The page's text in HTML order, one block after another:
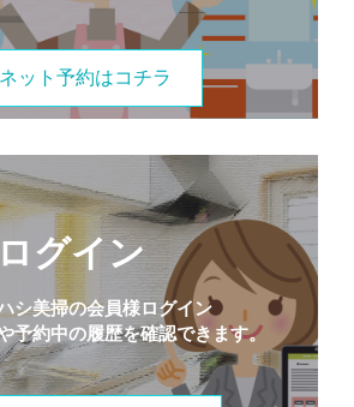
ネット予約はコチラ
グイン
シ美掃の会員様ログイン
予約中の履歴を確認できます。